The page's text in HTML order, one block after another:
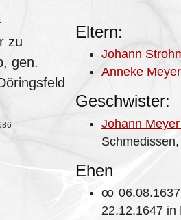
zu
gen.
Eltern:
Johann
Anneke
Geschwister:
Johann
Ehen
oo
22.12.1647 in